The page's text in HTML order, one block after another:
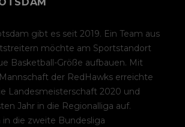
gibt es seit 2019. Ein Team aus
möchte am Sportstandort
Basketball-Größe aufbauen. Mit
der RedHawks erreichte
Landesmeisterschaft 2020 und
Jahr in die Regionalliga auf.
die zweite Bundesliga